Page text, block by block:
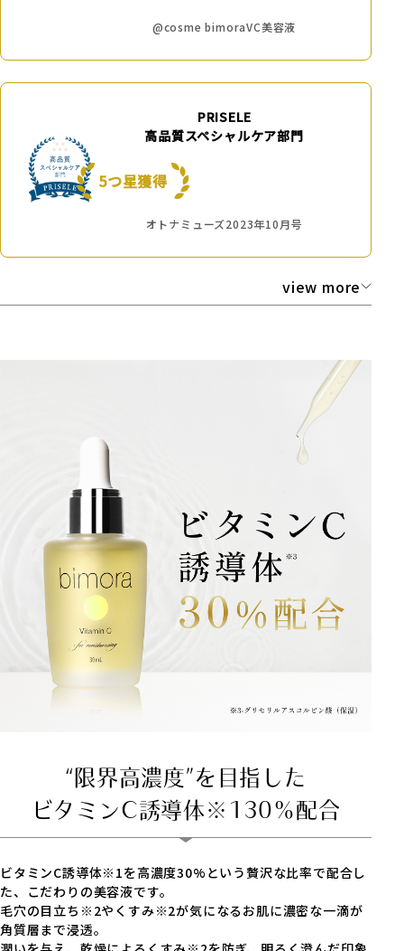
@cosme bimoraVC美容液
PRISELE
高品質スペシャルケア部門
5つ星獲得
オトナミューズ2023年10月号
view more
“限界高濃度”を目指した
ビタミンC誘導体※130％配合
ビタミンC誘導体※1を高濃度30%という贅沢な比率で配合し
た、こだわりの美容液です。
毛穴の目立ち※2やくすみ※2が気になるお肌に濃密な一滴が
角質層まで浸透。